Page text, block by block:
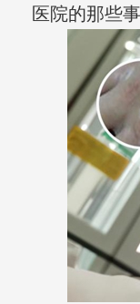
医院的那些